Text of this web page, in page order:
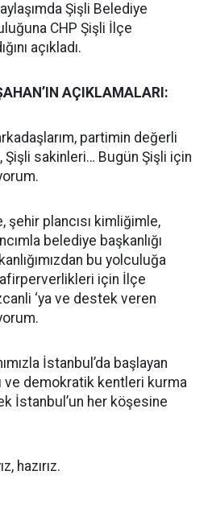
Şişli Belediye
CHP Şişli İlçe
açıkladı.
AÇIKLAMALARI:
partimin değerli
Şişli sakinleri… Bugün Şişli için
şehir plancısı kimliğimle,
belediye başkanlığı
bu yolculuğa
için İlçe
‘ya ve destek veren
İstanbul’da başlayan
ve demokratik kentleri kurma
İstanbul’un her köşesine
hazırız.